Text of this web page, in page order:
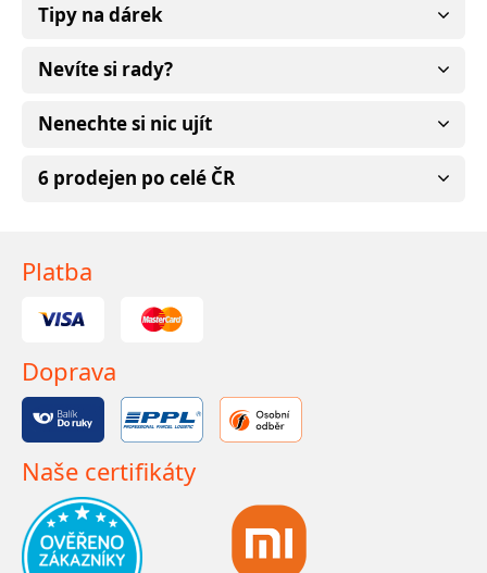
Tipy na dárek
Nevíte si rady?
Nenechte si nic ujít
6 prodejen po celé ČR
Platba
Doprava
Naše certifikáty